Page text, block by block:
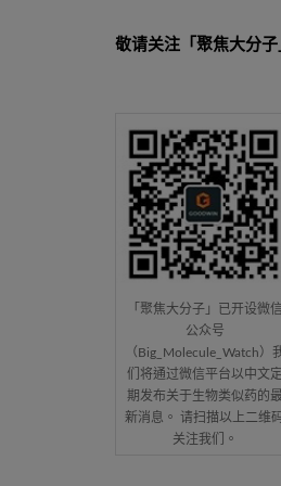
敬请关注「聚焦大分
「聚焦大分子」已开设微信
公众号
（Big_Molecule_Watch）
们将通过微信平台以中文定
期发布关于生物类似药的最
新消息。 请扫描以上二维
关注我们。